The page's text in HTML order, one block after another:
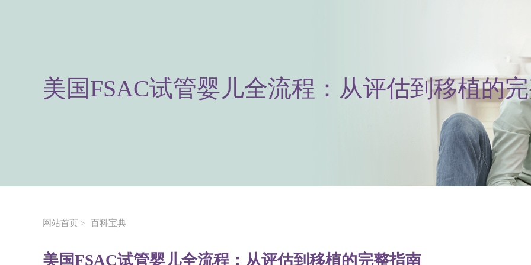
美国FSAC试管婴儿全流程：从评估到移植的
网站首页 > 百科宝典
美国FSAC试管婴儿全流程：从评估到移植的完整指南